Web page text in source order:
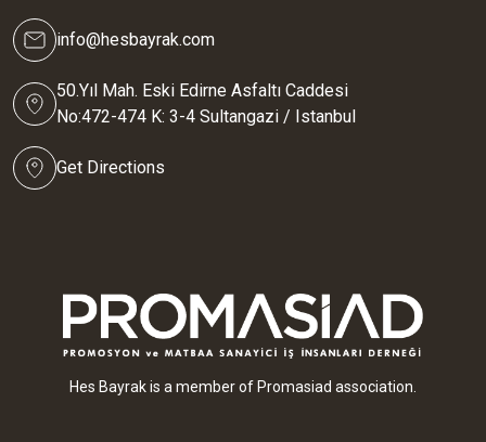
info@hesbayrak.com
50.Yıl Mah. Eski Edirne Asfaltı Caddesi
No:472-474 K: 3-4 Sultangazi / Istanbul
Get Directions
Hes Bayrak is a member of Promasiad association.